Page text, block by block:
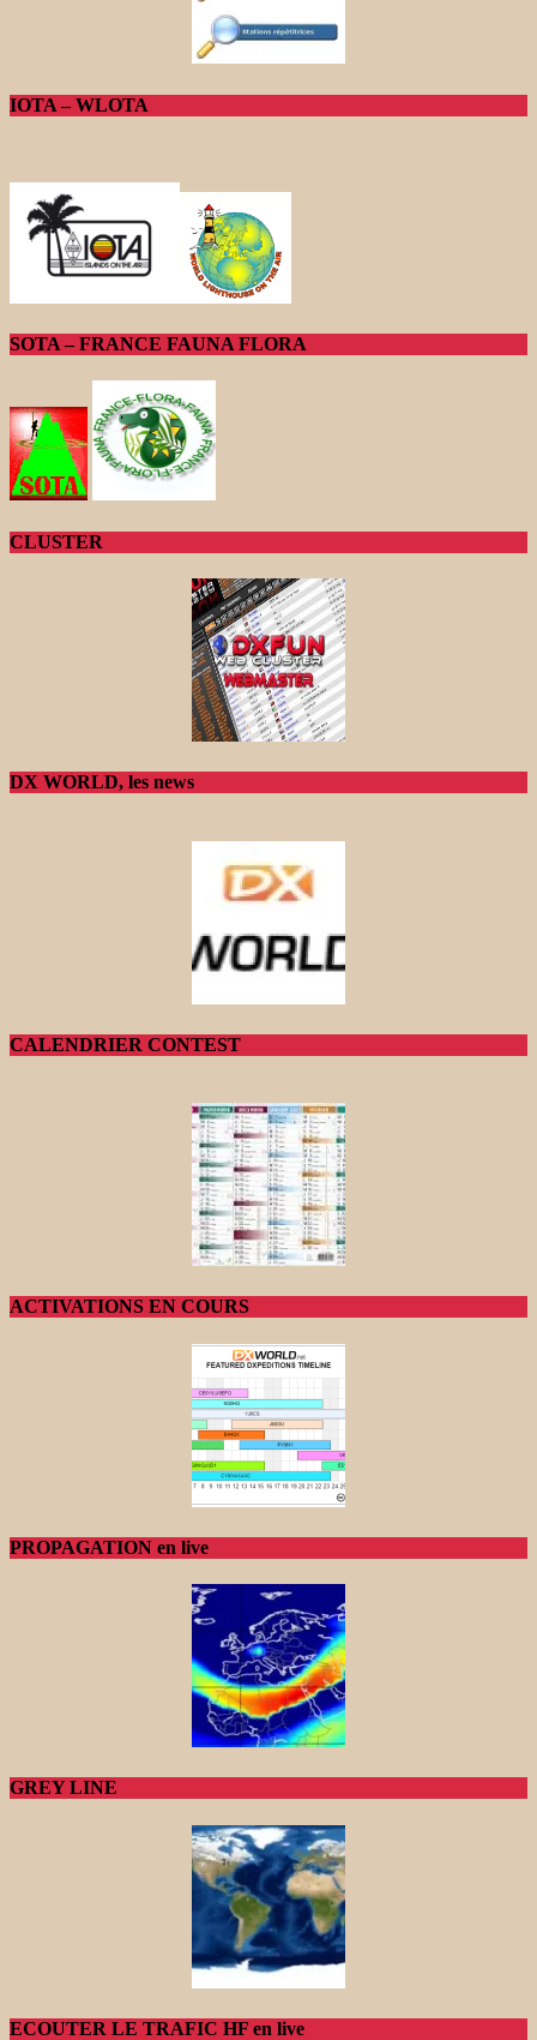
IOTA – WLOTA
SOTA – FRANCE FAUNA FLORA
CLUSTER
DX WORLD, les news
CALENDRIER CONTEST
ACTIVATIONS EN COURS
PROPAGATION en live
GREY LINE
ECOUTER LE TRAFIC HF en live